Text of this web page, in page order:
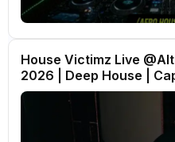
House Victimz Live
2026 | Deep House |